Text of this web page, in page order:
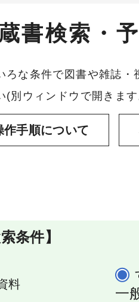
書検索・
ろな条件で図書や雑誌・
(別ウィンドウで開きま
作手順について
索条件】
料
一